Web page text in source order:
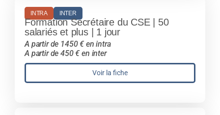
INTRA INTER
Formation Secrétaire du CSE | 50
salariés et plus | 1 jour
A partir de 1450 € en intra
A partir de 450 € en inter
Voir la fiche